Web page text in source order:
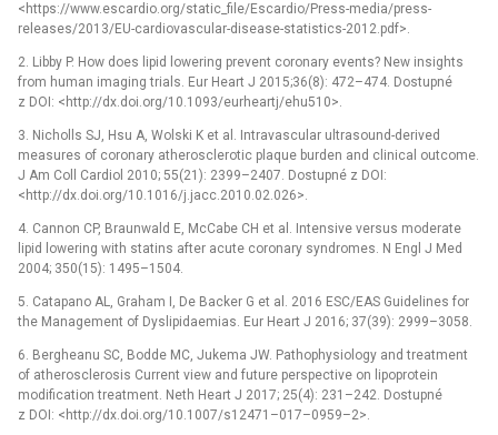
<https://www.escardio.org/static_file/Escardio/Press-media/press-
releases/2013/EU-cardiovascular-disease-statistics-2012.pdf>.
2. Libby P. How does lipid lowering prevent coronary events? New insights
from human imaging trials. Eur Heart J 2015;36(8): 472–474. Dostupné
z DOI: <http://dx.doi.org/10.1093/eurheartj/ehu510>.
3. Nicholls SJ, Hsu A, Wolski K et al. Intravascular ultrasound-derived
measures of coronary atherosclerotic plaque burden and clinical outcome.
J Am Coll Cardiol 2010; 55(21): 2399–2407. Dostupné z DOI:
<http://dx.doi.org/10.1016/j.jacc.2010.02.026>.
4. Cannon CP, Braunwald E, McCabe CH et al. Intensive versus moderate
lipid lowering with statins after acute coronary syndromes. N Engl J Med
2004; 350(15): 1495–1504.
5. Catapano AL, Graham I, De Backer G et al. 2016 ESC/EAS Guidelines for
the Management of Dyslipidaemias. Eur Heart J 2016; 37(39): 2999–3058.
6. Bergheanu SC, Bodde MC, Jukema JW. Pathophysiology and treatment
of atherosclerosis Current view and future perspective on lipoprotein
modification treatment. Neth Heart J 2017; 25(4): 231–242. Dostupné
z DOI: <http://dx.doi.org/10.1007/s12471–017–0959–2>.